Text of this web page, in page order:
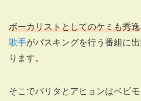
ボーカリストとしてのケミも秀
歌手がバスキングを行う番組に
ります。
そこでパリタとアヒョンはベビ